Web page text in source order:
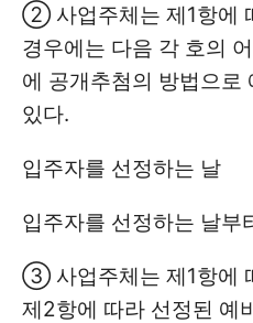
② 사업주체는 제1항에
경우에는 다음 각 호의
에 공개추첨의 방법으로
있다.
입주자를 선정하는 날
입주자를 선정하는 날부
③ 사업주체는 제1항에
제2항에 따라 선정된 예